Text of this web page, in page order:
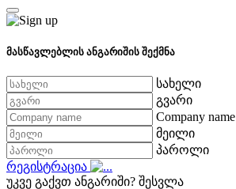
მასწავლებლის ანგარიშის შექმნა
სახელი
გვარი
Company name
მეილი
პაროლი
რეგისტრაცია
უკვე გაქვთ ანგარიში? შესვლა